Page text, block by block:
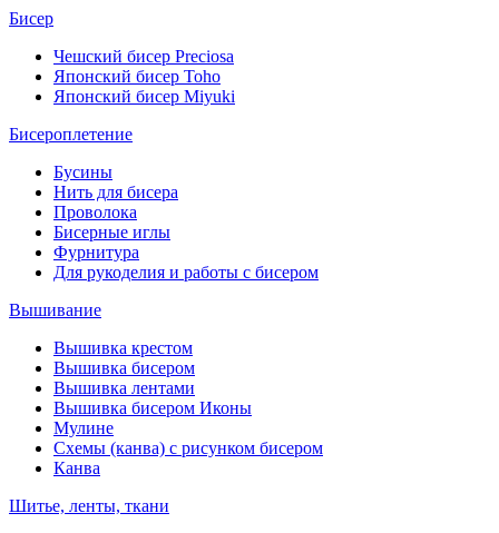
Бисер
Чешский бисер Preciosa
Японский бисер Toho
Японский бисер Miyuki
Бисероплетение
Бусины
Нить для бисера
Проволока
Бисерные иглы
Фурнитура
Для рукоделия и работы с бисером
Вышивание
Вышивка крестом
Вышивка бисером
Вышивка лентами
Вышивка бисером Иконы
Мулине
Схемы (канва) с рисунком бисером
Канва
Шитье, ленты, ткани